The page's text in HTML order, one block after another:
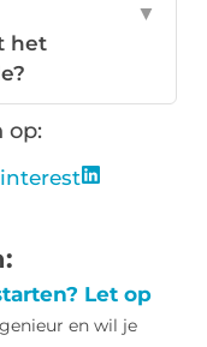
het
▼
op:
Let op
en wil je